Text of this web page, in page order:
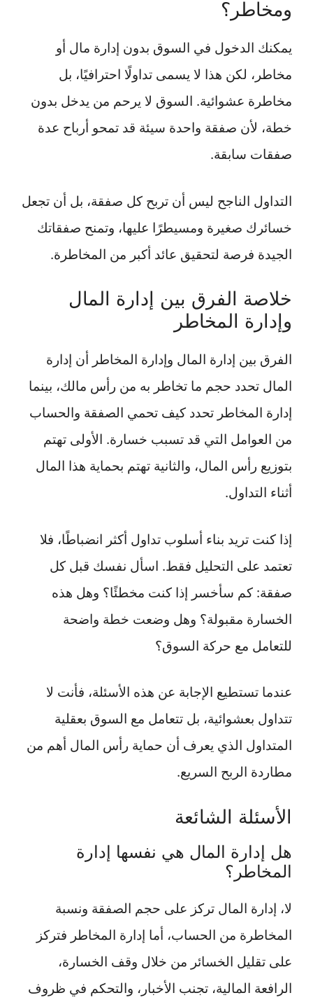
ومخاطر؟
يمكنك الدخول في السوق بدون إدارة مال أو
مخاطر، لكن هذا لا يسمى تداولًا احترافيًا، بل
مخاطرة عشوائية. السوق لا يرحم من يدخل بدون
خطة، لأن صفقة واحدة سيئة قد تمحو أرباح عدة
صفقات سابقة.
التداول الناجح ليس أن تربح كل صفقة، بل أن تجعل
خسائرك صغيرة ومسيطرًا عليها، وتمنح صفقاتك
الجيدة فرصة لتحقيق عائد أكبر من المخاطرة.
خلاصة الفرق بين إدارة المال
وإدارة المخاطر
الفرق بين إدارة المال وإدارة المخاطر أن إدارة
المال تحدد حجم ما تخاطر به من رأس مالك، بينما
إدارة المخاطر تحدد كيف تحمي الصفقة والحساب
من العوامل التي قد تسبب خسارة. الأولى تهتم
بتوزيع رأس المال، والثانية تهتم بحماية هذا المال
أثناء التداول.
إذا كنت تريد بناء أسلوب تداول أكثر انضباطًا، فلا
تعتمد على التحليل فقط. اسأل نفسك قبل كل
صفقة: كم سأخسر إذا كنت مخطئًا؟ وهل هذه
الخسارة مقبولة؟ وهل وضعت خطة واضحة
للتعامل مع حركة السوق؟
عندما تستطيع الإجابة عن هذه الأسئلة، فأنت لا
تتداول بعشوائية، بل تتعامل مع السوق بعقلية
المتداول الذي يعرف أن حماية رأس المال أهم من
مطاردة الربح السريع.
الأسئلة الشائعة
هل إدارة المال هي نفسها إدارة
المخاطر؟
لا، إدارة المال تركز على حجم الصفقة ونسبة
المخاطرة من الحساب، أما إدارة المخاطر فتركز
على تقليل الخسائر من خلال وقف الخسارة،
الرافعة المالية، تجنب الأخبار، والتحكم في ظروف